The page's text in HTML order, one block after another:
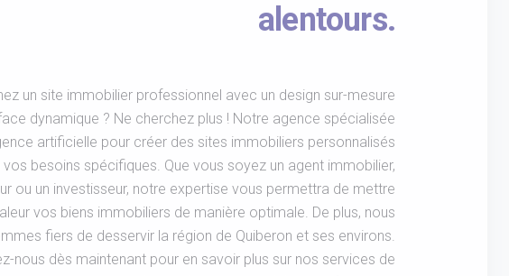
alentours.
un site immobilier professionnel avec un design sur-mesure
dynamique ? Ne cherchez plus ! Notre agence spécialisée
artificielle pour créer des sites immobiliers personnalisés
besoins spécifiques. Que vous soyez un agent immobilier,
ou un investisseur, notre expertise vous permettra de mettre
vos biens immobiliers de manière optimale. De plus, nous
fiers de desservir la région de Quiberon et ses environs.
nous dès maintenant pour en savoir plus sur nos services de